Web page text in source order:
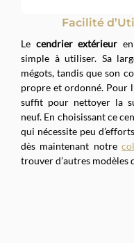
Facilité
Le cendrier extérieur
simple à utiliser. Sa
mégots, tandis que son
propre et ordonné. Pour
suffit pour nettoyer la
neuf. En choisissant ce
qui nécessite peu
dès maintenant notre
trouver d’autres modèles